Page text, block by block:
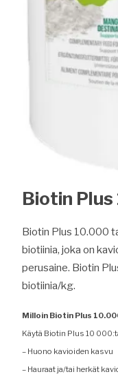
Biotin
Biotin Plus 10.000
biotiinia, joka on
perusaine. Biotin
biotiinia/kg.
Milloin Biotin Plus
Käytä Biotin Plus 10
– Huono kavioiden kasvu
– Hauraat ja/tai herkät